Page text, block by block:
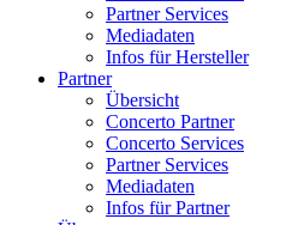
Partner Services
Mediadaten
Infos für Hersteller
Partner
Übersicht
Concerto Partner
Concerto Services
Partner Services
Mediadaten
Infos für Partner